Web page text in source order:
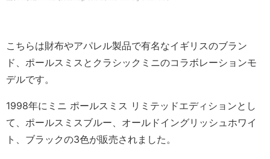
こちらは財布やアパレル製品で有名なイギリスのブラン
ド、ポールスミスとクラシックミニのコラボレーションモ
デルです。
1998年にミニ ポールスミス リミテッドエディションとし
て、ポールスミスブルー、オールドイングリッシュホワイ
ト、ブラックの3色が販売されました。